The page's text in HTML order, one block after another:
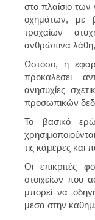
στο πλαίσιο
οχημάτων, με
τροχαίων
ανθρώπινα
Ωστόσο, η
προκαλέσει
ανησυχίες
προσωπικών
Το βασικό
τις κάμερες και
Οι επικριτές
στοιχείων που
μπορεί να
μέσα στην